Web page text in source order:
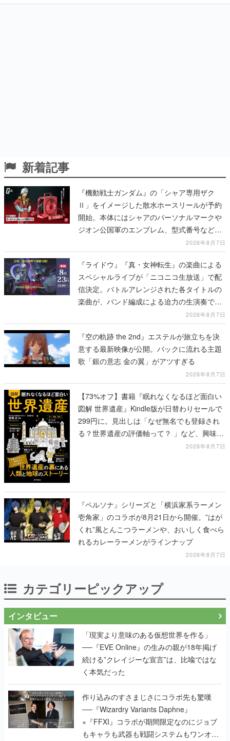
新着記事
『機動戦士ガンダム』の「シャア専用ザク
Ⅱ」をイメージした散水ホースリールが予約
開始。本体にはシャアのパーソナルマークや
ジオン公国軍のエンブレム、型式番号などを
2026年8月7日
『ライドウ』『真・女神転生』の楽曲による
スペシャルライブが「ニコニコ生放送」で配
信決定。バトルアレンジされた各タイトルの
楽曲が、バンド編成による迫力の生演奏で披
露、冒頭部分は“無料”で視聴できる2026年8月7日
『空の軌跡 the 2nd』エステルが旅立ちを決
意する最新映像が公開。バックに流れる主題
歌「銀の意志 金の翼」がアツすぎる
2026年8月7日
【73%オフ】書籍『眠れなくなるほど面白い
図解 世界遺産』Kindle版が日替わりセールで
299円に。見出しは「なぜ無名でも登録され
る？世界遺産の評価軸って？ 」など、興味を
2026年8月7日
『ペルソナ』シリーズと「横浜家系ラーメン
壱角家」のコラボが8月21日から開催。”はが
くれ”風とんこつラーメンや、おいしく食べら
れるカレーラーメンがラインナップ
2026年8月7日
カテゴリーピックアップ
インタビュー
「現実より意味のある仮想世界を作る」
──『EVE Online』の生みの親が18年掲げ
続ける”クレイジーな宣言”は、比喩ではな
く本気だった
作り込みのすさまじさにコラボ先も驚嘆
──『Wizardry Variants Daphne』
×『FFXI』コラボが期間限定なのにジョブ
もキャラも武器も戦闘システムもワンオフ